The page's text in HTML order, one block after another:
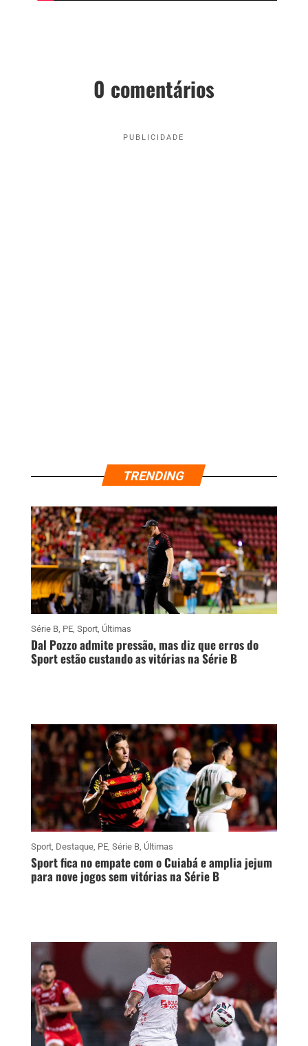
0 comentários
PUBLICIDADE
TRENDING
Série B, PE, Sport, Últimas
Dal Pozzo admite pressão, mas diz que erros do
Sport estão custando as vitórias na Série B
Sport, Destaque, PE, Série B, Últimas
Sport fica no empate com o Cuiabá e amplia jejum
para nove jogos sem vitórias na Série B